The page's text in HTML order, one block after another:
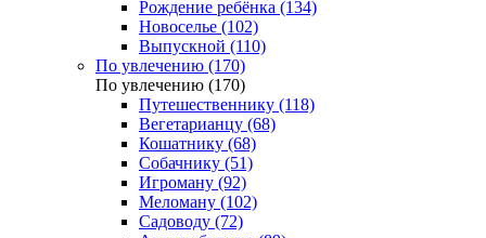
Рождение ребёнка (134)
Новоселье (102)
Выпускной (110)
По увлечению (170)
По увлечению (170)
Путешественнику (118)
Вегетарианцу (68)
Кошатнику (68)
Собачнику (51)
Игроману (92)
Меломану (102)
Садоводу (72)